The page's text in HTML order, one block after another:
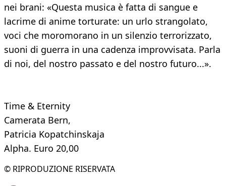
nei brani: «Questa musica è fatta di sangue e
lacrime di anime torturate: un urlo strangolato,
voci che moromorano in un silenzio terrorizzato,
suoni di guerra in una cadenza improvvisata. Parla
di noi, del nostro passato e del nostro futuro...».
Time & Eternity
Camerata Bern,
Patricia Kopatchinskaja
Alpha. Euro 20,00
© RIPRODUZIONE RISERVATA